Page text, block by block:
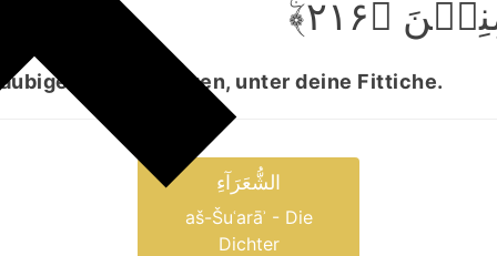
﴿۲۱۶﴾ۚ
die dir folgen, unter deine Fittiche.
الشُّعَرَآءِ
aš-Šuʿarāʾ - Die
Dichter